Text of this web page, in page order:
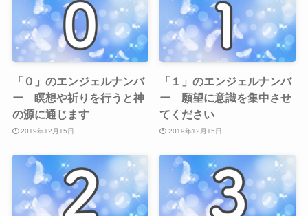
「０」のエンジェルナンバ
ー 瞑想や祈りを行うと神
の源に通じます
2019年12月15日
「１」のエンジェルナンバ
ー 願望に意識を集中させ
てください
2019年12月15日